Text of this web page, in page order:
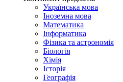
Українська мова
Іноземна мова
Математика
Інформатика
Фізика та астрономія
Біологія
Хімія
Історія
Географія